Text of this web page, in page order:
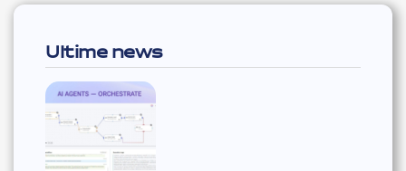
Ultime news